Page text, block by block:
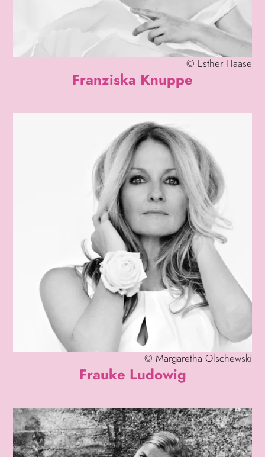
© Esther Haase
Franziska Knuppe
© Margaretha Olschewski
Frauke Ludowig